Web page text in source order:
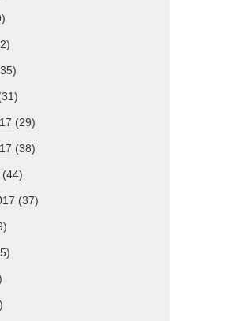
(29)
(38)
(44)
(37)